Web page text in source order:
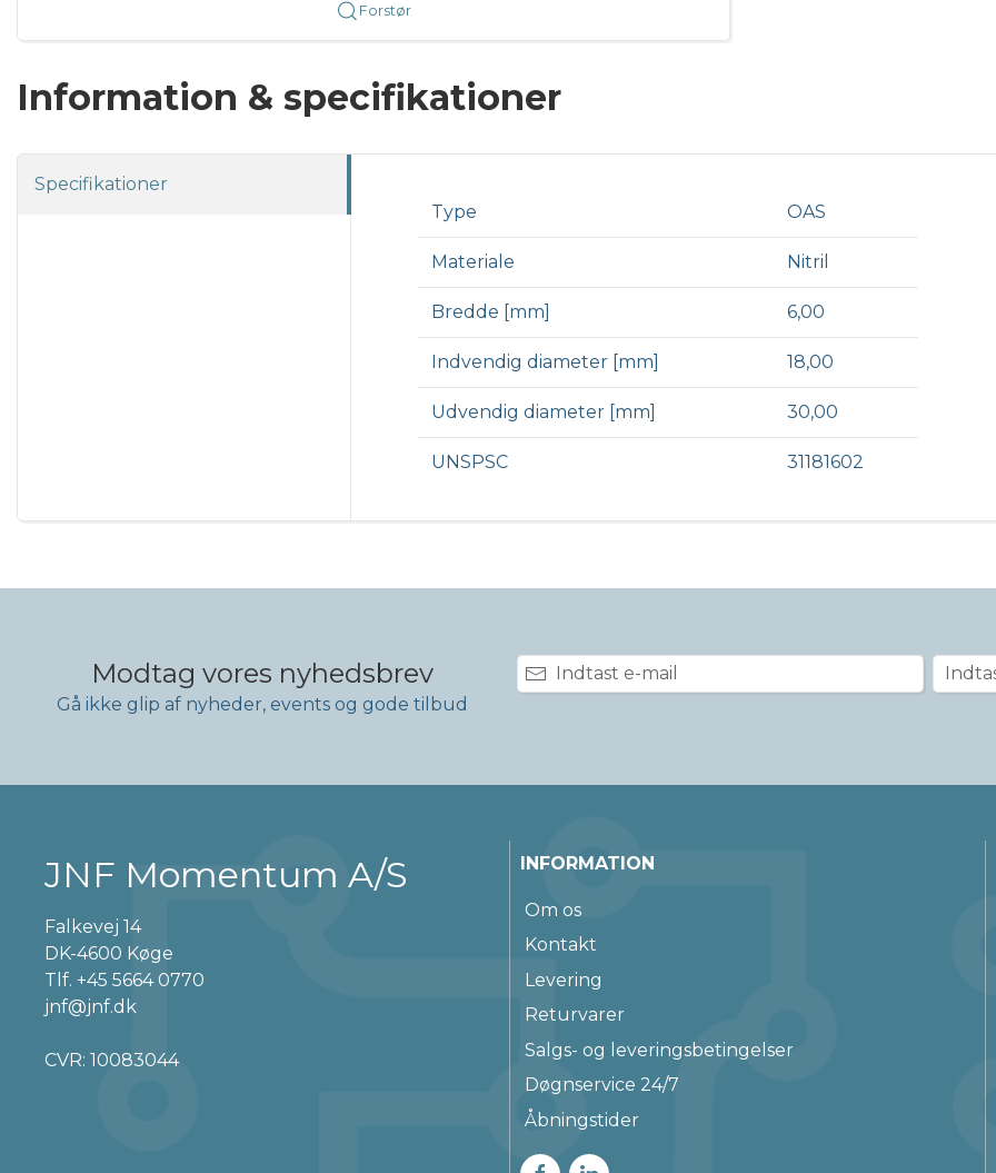
Forstør
Information & specifikationer
Specifikationer
Type
OAS
Materiale Nitril
Bredde [mm] 6,00
Indvendig diameter [mm] 18,00
Udvendig diameter [mm] 30,00
UNSPSC 31181602
Modtag vores nyhedsbrev
Gå ikke glip af nyheder, events og gode tilbud
JNF Momentum A/S
Falkevej 14
DK-4600 Køge
Tlf. +45 5664 0770
jnf@jnf.dk
CVR: 10083044
INFORMATION
Om os
Kontakt
Levering
Returvarer
Salgs- og leveringsbetingelser
Døgnservice 24/7
Åbningstider